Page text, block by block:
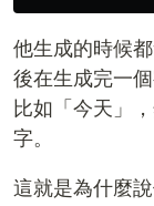
他生成的時候
後在生成完一
比如「今天」
字。
這就是為什麼